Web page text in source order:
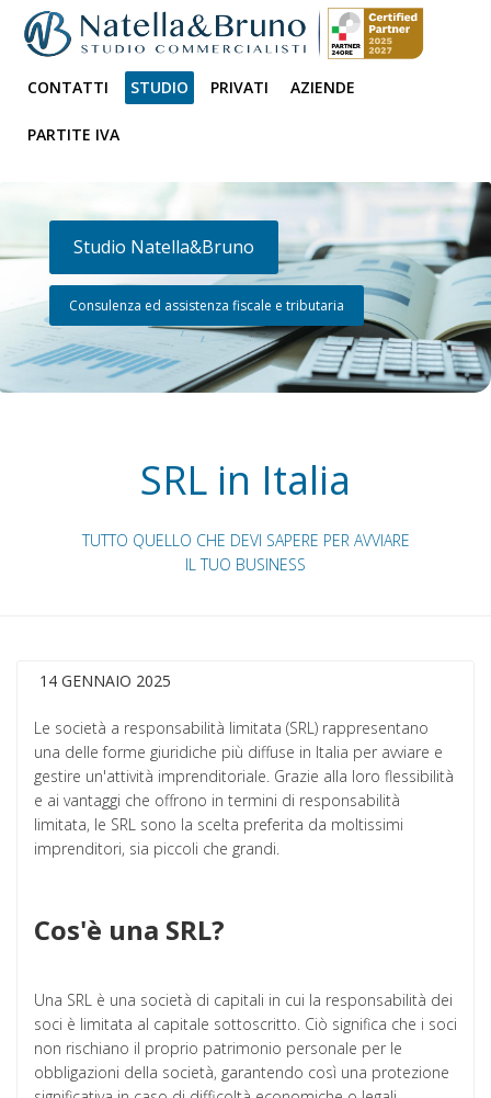
CONTATTI STUDIO PRIVATI AZIENDE
PARTITE IVA
Studio Natella&Bruno
Consulenza ed assistenza fiscale e tributaria
SRL in Italia
TUTTO QUELLO CHE DEVI SAPERE PER AVVIARE
IL TUO BUSINESS
14 GENNAIO 2025
Le società a responsabilità limitata (SRL) rappresentano
una delle forme giuridiche più diffuse in Italia per avviare e
gestire un'attività imprenditoriale. Grazie alla loro flessibilità
e ai vantaggi che offrono in termini di responsabilità
limitata, le SRL sono la scelta preferita da moltissimi
imprenditori, sia piccoli che grandi.
Cos'è una SRL?
Una SRL è una società di capitali in cui la responsabilità dei
soci è limitata al capitale sottoscritto. Ciò significa che i soci
non rischiano il proprio patrimonio personale per le
obbligazioni della società, garantendo così una protezione